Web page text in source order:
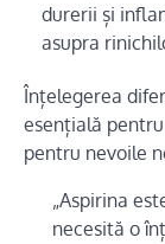
durerii și
asupra
Înțelegerea
esențială
pentru nevoile
„Aspirina
necesită o